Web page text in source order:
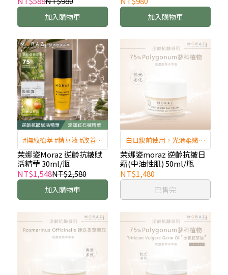
加入購物車 加入購物車
#撫紋植萃 #精華液 #改善暗
沉 #抗老修護 #撫平細紋 #修
護肌膚屏障
茉娜姿Moraz 逆齡抗皺賦
活精華 30ml/瓶
NT$1,548NT$2,580
加入購物車
白日妝前使用，光滑柔嫩看
得見
茉娜姿moraz 逆齡抗皺日
霜(中油性肌) 50ml/瓶
NT$1,480
已售完